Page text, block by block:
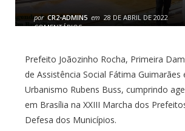
por CR2-ADMIN5 em 28 DE ABRIL DE 2022
COMENTÁRIOS
Prefeito Joãozinho Rocha, Primeira
de Assistência Social Fátima Guimarães
Urbanismo Rubens Buss, cumprindo
em Brasília na XXIII Marcha dos
Defesa dos Municípios.